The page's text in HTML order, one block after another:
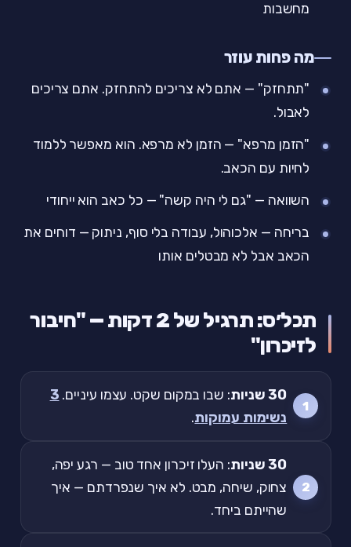
מחשבות
מה פחות עוזר
"תתחזק" — אתם לא צריכים להתחזק. אתם צריכים
לאבול.
"הזמן מרפא" — הזמן לא מרפא. הוא מאפשר ללמוד
לחיות עם הכאב.
השוואה — "גם לי היה קשה" — כל כאב הוא ייחודי
בריחה — אלכוהול, עבודה בלי סוף, ניתוק — דוחים את
הכאב אבל לא מבטלים אותו
תכל׳ס: תרגיל של 2 דקות — "חיבור
לזיכרון"
30 שניות : שבו במקום שקט. עצמו עיניים. 3
נשימות עמוקות.
30 שניות
: העלו זיכרון אחד טוב — רגע יפה,
צחוק, שיחה, מבט. לא איך שנפרדתם — איך
שהייתם ביחד.